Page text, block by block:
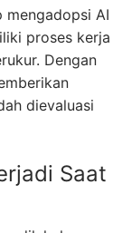
mengadopsi AI
proses kerja
Dengan
dievaluasi
Saat